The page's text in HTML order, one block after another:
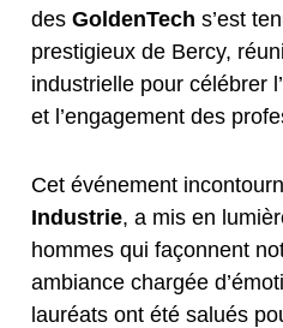
des GoldenTech s’est
prestigieux de Bercy,
industrielle pour célébrer
et l’engagement des
Cet événement
Industrie, a mis en
hommes qui façonnent
ambiance chargée
lauréats ont été salués